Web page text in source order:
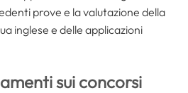
prove e la valutazione della
inglese e delle applicazioni
sui concorsi